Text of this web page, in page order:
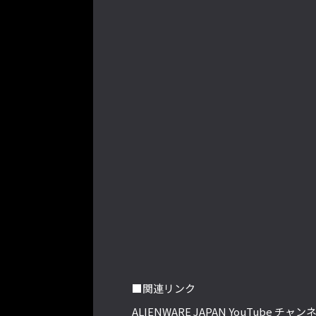
■関連リンク
ALIENWARE JAPAN YouTube チャン